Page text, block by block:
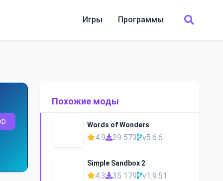
Игры Программы
Похожие моды
Words of Wonders
4.9 29 573 v5.6.6
Simple Sandbox 2
4.3 35 179 v1.9.51